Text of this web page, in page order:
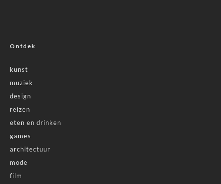
Ontdek
kunst
muziek
design
reizen
eten en drinken
games
architectuur
mode
film